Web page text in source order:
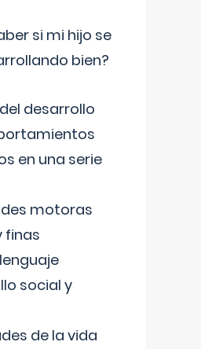
si mi hijo se
bien?
desarrollo
en una serie
motoras
finas
social y
de la vida